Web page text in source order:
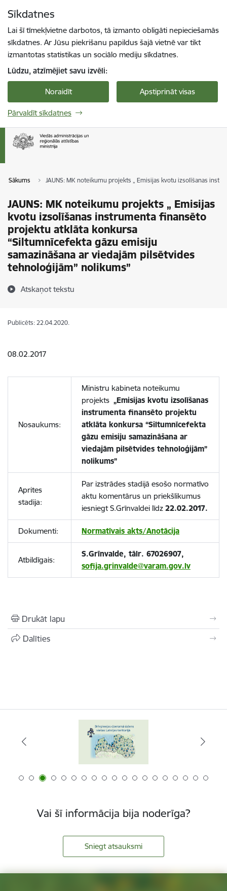
Sīkdatnes
Lai šī tīmekļvietne darbotos, tā izmanto obligāti nepieciešamās
sīkdatnes. Ar Jūsu piekrišanu papildus šajā vietnē var tikt
izmantotas statistikas un sociālo mediju sīkdatnes.
Lūdzu, atzīmējiet savu izvēli:
Noraidīt Apstiprināt visas
Pārvaldīt sīkdatnes
Sākums JAUNS: MK noteikumu projekts „ Emisijas kvotu izsolīšanas
JAUNS: MK noteikumu projekts „ Emisijas
kvotu izsolīšanas instrumenta finansēto
projektu atklāta konkursa
“Siltumnīcefekta gāzu emisiju
samazināšana ar viedajām pilsētvides
tehnoloģijām” nolikums”
Atskaņot tekstu
Publicēts: 22.04.2020.
08.02.2017
Nosaukums:
Ministru kabineta noteikumu
projekts „Emisijas kvotu izsolīšanas
instrumenta finansēto projektu
atklāta konkursa “Siltumnīcefekta
gāzu emisiju samazināšana ar
viedajām pilsētvides tehnoloģijām”
nolikums”
Aprites
stadija:
Par izstrādes stadijā esošo normatīvo
aktu komentārus un priekšlikumus
iesniegt S.Grīnvaldei līdz 22.02.2017.
Dokumenti: Normatīvais akts/Anotācija
Atbildīgais:
S.Grīnvalde, tālr. 67026907,
sofija.grinvalde@varam.gov.lv
Drukāt lapu
Dalīties
Vai šī informācija bija noderīga?
Sniegt atsauksmi